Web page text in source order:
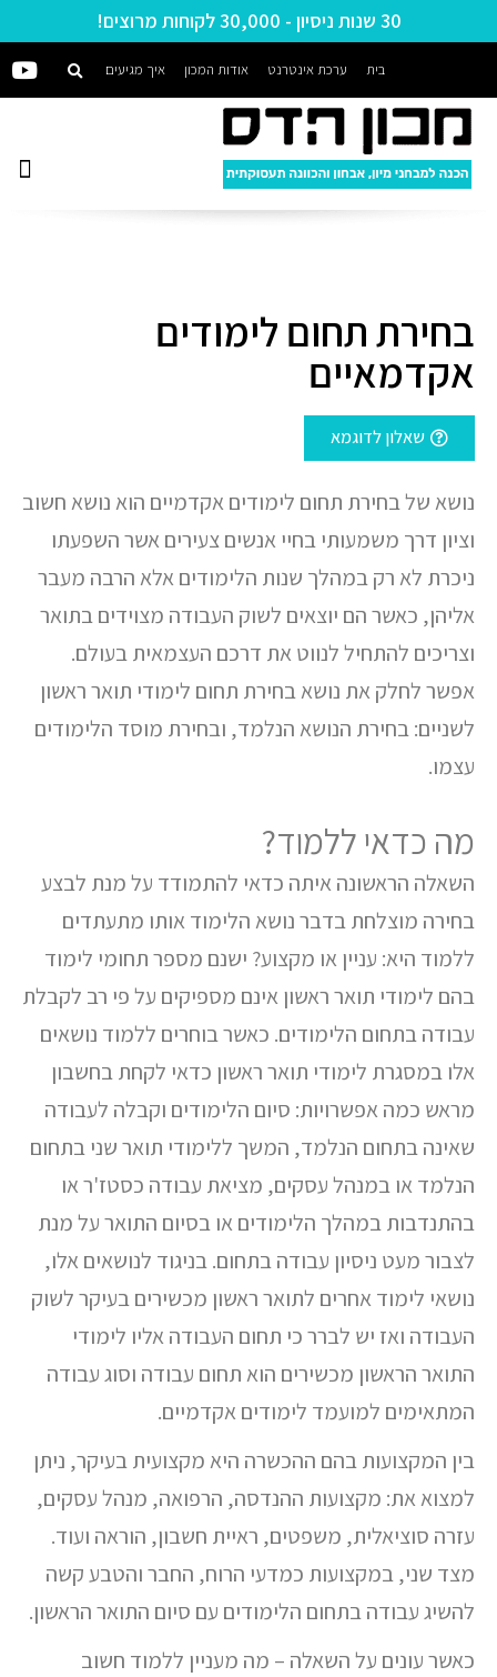
30 שנות ניסיון - 30,000 לקוחות מרוצים!
בית ערכת אינטרנט אודות המכון איך מגיעים
בחירת תחום לימודים
אקדמאיים
שאלון לדוגמא
נושא של בחירת תחום לימודים אקדמיים הוא נושא חשוב
וציון דרך משמעותי בחיי אנשים צעירים אשר השפעתו
ניכרת לא רק במהלך שנות הלימודים אלא הרבה מעבר
אליהן, כאשר הם יוצאים לשוק העבודה מצוידים בתואר
וצריכים להתחיל לנווט את דרכם העצמאית בעולם.
אפשר לחלק את נושא בחירת תחום לימודי תואר ראשון
לשניים: בחירת הנושא הנלמד, ובחירת מוסד הלימודים
עצמו.
מה כדאי ללמוד?
השאלה הראשונה איתה כדאי להתמודד על מנת לבצע
בחירה מוצלחת בדבר נושא הלימוד אותו מתעתדים
ללמוד היא: עניין או מקצוע? ישנם מספר תחומי לימוד
בהם לימודי תואר ראשון אינם מספיקים על פי רב לקבלת
עבודה בתחום הלימודים. כאשר בוחרים ללמוד נושאים
אלו במסגרת לימודי תואר ראשון כדאי לקחת בחשבון
מראש כמה אפשרויות: סיום הלימודים וקבלה לעבודה
שאינה בתחום הנלמד, המשך ללימודי תואר שני בתחום
הנלמד או במנהל עסקים, מציאת עבודה כסטז'ר או
בהתנדבות במהלך הלימודים או בסיום התואר על מנת
לצבור מעט ניסיון עבודה בתחום. בניגוד לנושאים אלו,
נושאי לימוד אחרים לתואר ראשון מכשירים בעיקר לשוק
העבודה ואז יש לברר כי תחום העבודה אליו לימודי
התואר הראשון מכשירים הוא תחום עבודה וסוג עבודה
המתאימים למועמד לימודים אקדמיים.
בין המקצועות בהם ההכשרה היא מקצועית בעיקר, ניתן
למצוא את: מקצועות ההנדסה, הרפואה, מנהל עסקים,
עזרה סוציאלית, משפטים, ראיית חשבון, הוראה ועוד.
מצד שני, במקצועות כמדעי הרוח, החבר והטבע קשה
להשיג עבודה בתחום הלימודים עם סיום התואר הראשון.
כאשר עונים על השאלה – מה מעניין ללמוד חשוב